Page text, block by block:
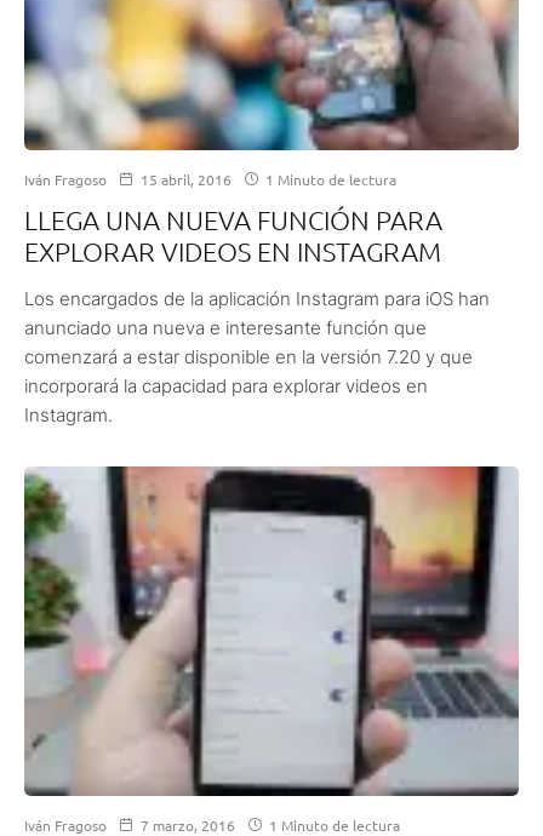
Iván Fragoso 15 abril, 2016 1 Minuto de lectura
LLEGA UNA NUEVA FUNCIÓN PARA
EXPLORAR VIDEOS EN INSTAGRAM
Los encargados de la aplicación Instagram para iOS han
anunciado una nueva e interesante función que
comenzará a estar disponible en la versión 7.20 y que
incorporará la capacidad para explorar videos en
Instagram.
Iván Fragoso 7 marzo, 2016 1 Minuto de lectura